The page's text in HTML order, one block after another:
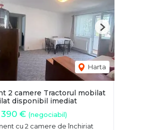
Harta
Next
2 camere Tractorul mobilat
disponibil imediat
390 € (negociabil)
cu 2 camere de închiriat